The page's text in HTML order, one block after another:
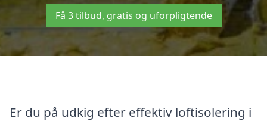
Få 3 tilbud, gratis og uforpligtende
Er du på udkig efter effektiv loftisolering i